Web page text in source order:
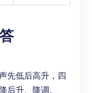
先低后高升，四
后升、降调。